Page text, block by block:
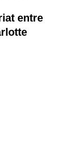
entre